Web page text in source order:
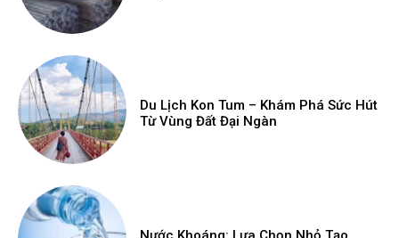
Du Lịch Kon Tum – Khám Phá Sức Hút
Từ Vùng Đất Đại Ngàn